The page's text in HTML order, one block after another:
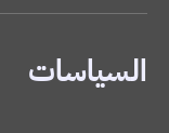
السياسات